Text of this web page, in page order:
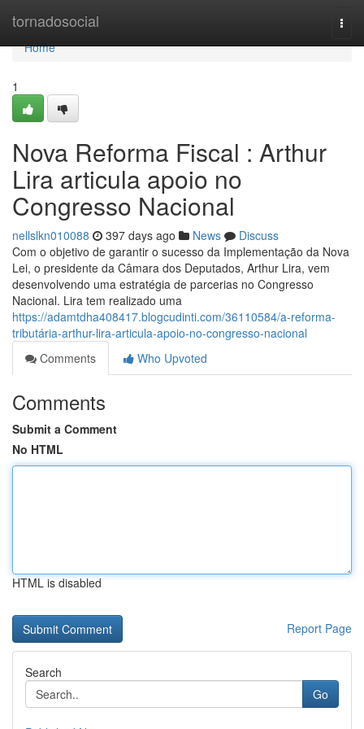
tornadosocial
Home
Home
1
Nova Reforma Fiscal : Arthur
Lira articula apoio no
Congresso Nacional
nellslkn010088 397 days ago News
Discuss
Com o objetivo de garantir o sucesso da Implementação da Nova
Lei, o presidente da Câmara dos Deputados, Arthur Lira, vem
desenvolvendo uma estratégia de parcerias no Congresso
Nacional. Lira tem realizado uma
https://adamtdha408417.blogcudinti.com/36110584/a-reforma-
tributária-arthur-lira-articula-apoio-no-congresso-nacional
Comments
Who Upvoted
Comments
Submit a Comment
No HTML
HTML is disabled
Report Page
Search
Go